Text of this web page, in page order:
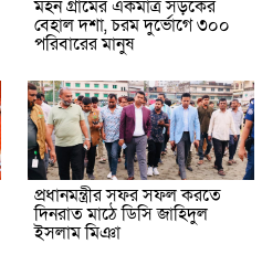
মহন গ্রামের একমাত্র সড়কের
বেহাল দশা, চরম দুর্ভোগে ৩০০
পরিবারের মানুষ
প্রধানমন্ত্রীর সফর সফল করতে
দিনরাত মাঠে ডিসি জাহিদুল
ইসলাম মিঞা